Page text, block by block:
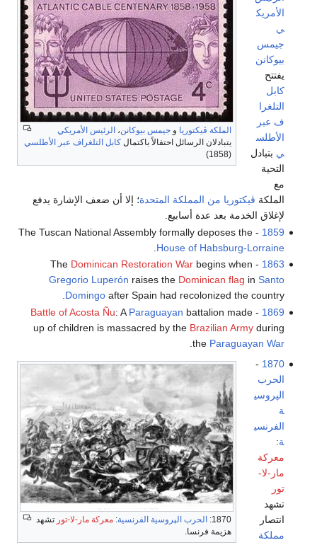
الملكة ڤيكتوريا و جيمس بيوكانن، الرئيس الأمريكي
يتبادلان الرسائل احتفالاً باكتمال كابل التلغراف عبر الأطلسي
(1858)
الأمريك
ي
جيمس
بيوكانن
يفتتح
كابل
التلغرا
ف عبر
الأطلس
ي بتبادل
التحية
مع
الملكة ڤيكتوريا من المملكة المتحدة؛ إلا أن ضعف الإشارة يدفع
لإغلاق الخدمة بعد عدة أسابيع.
1859
- The Tuscan National Assembly formally deposes the
House of Habsburg-Lorraine
1863
- The
Dominican Restoration Warbegins when
Gregorio Luperón raises the Dominican flag in Santo
Domingoafter Spain had recolonized the country.
1869
-
Battle of Acosta Ñu: A Paraguayan battalion made
up of children is massacred by the Brazilian Armyduring
the Paraguayan War
1870: الحرب الپروسية الفرنسية: معركة مار-لا-تور تشهد
هزيمة فرنسا.
1870
-
الحرب
الپروسي
ة
الفرنسي
ة:
معركة
مار-لا-
تور
تشهد
انتصار
مملكة